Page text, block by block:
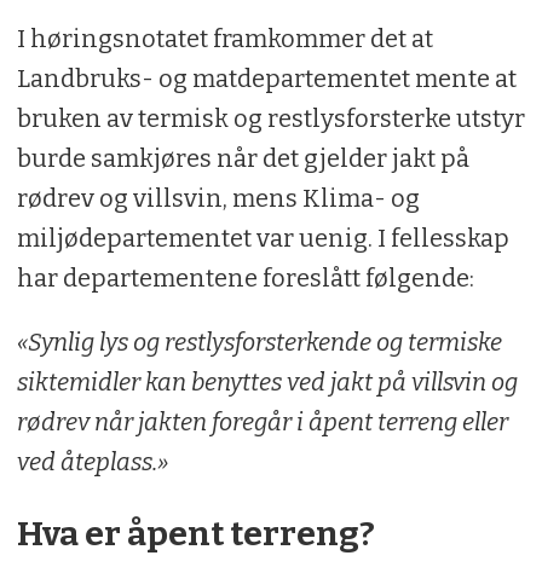
I høringsnotatet framkommer det at
Landbruks- og matdepartementet mente at
bruken av termisk og restlysforsterke utstyr
burde samkjøres når det gjelder jakt på
rødrev og villsvin, mens Klima- og
miljødepartementet var uenig. I fellesskap
har departementene foreslått følgende:
«Synlig lys og restlysforsterkende og termiske
siktemidler kan benyttes ved jakt på villsvin og
rødrev når jakten foregår i åpent terreng eller
ved åteplass.»
Hva er åpent terreng?